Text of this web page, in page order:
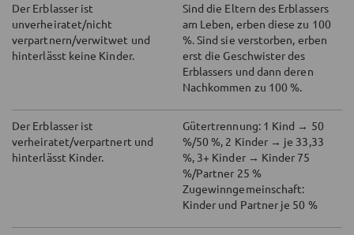
Der Erblasser ist
unverheiratet/nicht
verpartnern/verwitwet und
hinterlässt keine Kinder.
Sind die Eltern des Erblassers
am Leben, erben diese zu 100
%. Sind sie verstorben, erben
erst die Geschwister des
Erblassers und dann deren
Nachkommen zu 100 %.
Der Erblasser ist
verheiratet/verpartnert und
hinterlässt Kinder.
Gütertrennung: 1 Kind → 50
%/50 %, 2 Kinder → je 33,33
%, 3+ Kinder → Kinder 75
%/Partner 25 %
Zugewinngemeinschaft:
Kinder und Partner je 50 %